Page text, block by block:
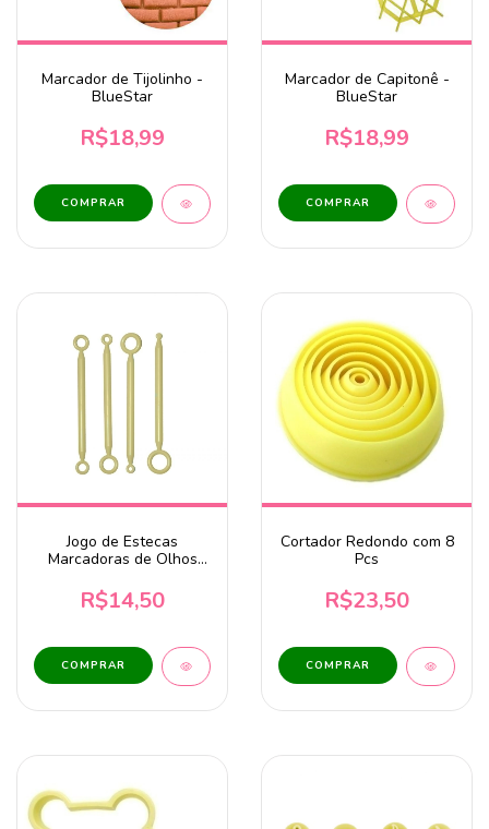
Marcador de Tijolinho -
BlueStar
R$18,99
Marcador de Capitonê -
BlueStar
R$18,99
Jogo de Estecas
Marcadoras de Olhos
R$14,50
Cortador Redondo com 8
Pcs
R$23,50